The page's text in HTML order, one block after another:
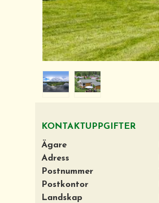
KONTAKTUPPGIFTER
Ägare
Adress
Postnummer
Postkontor
Landskap